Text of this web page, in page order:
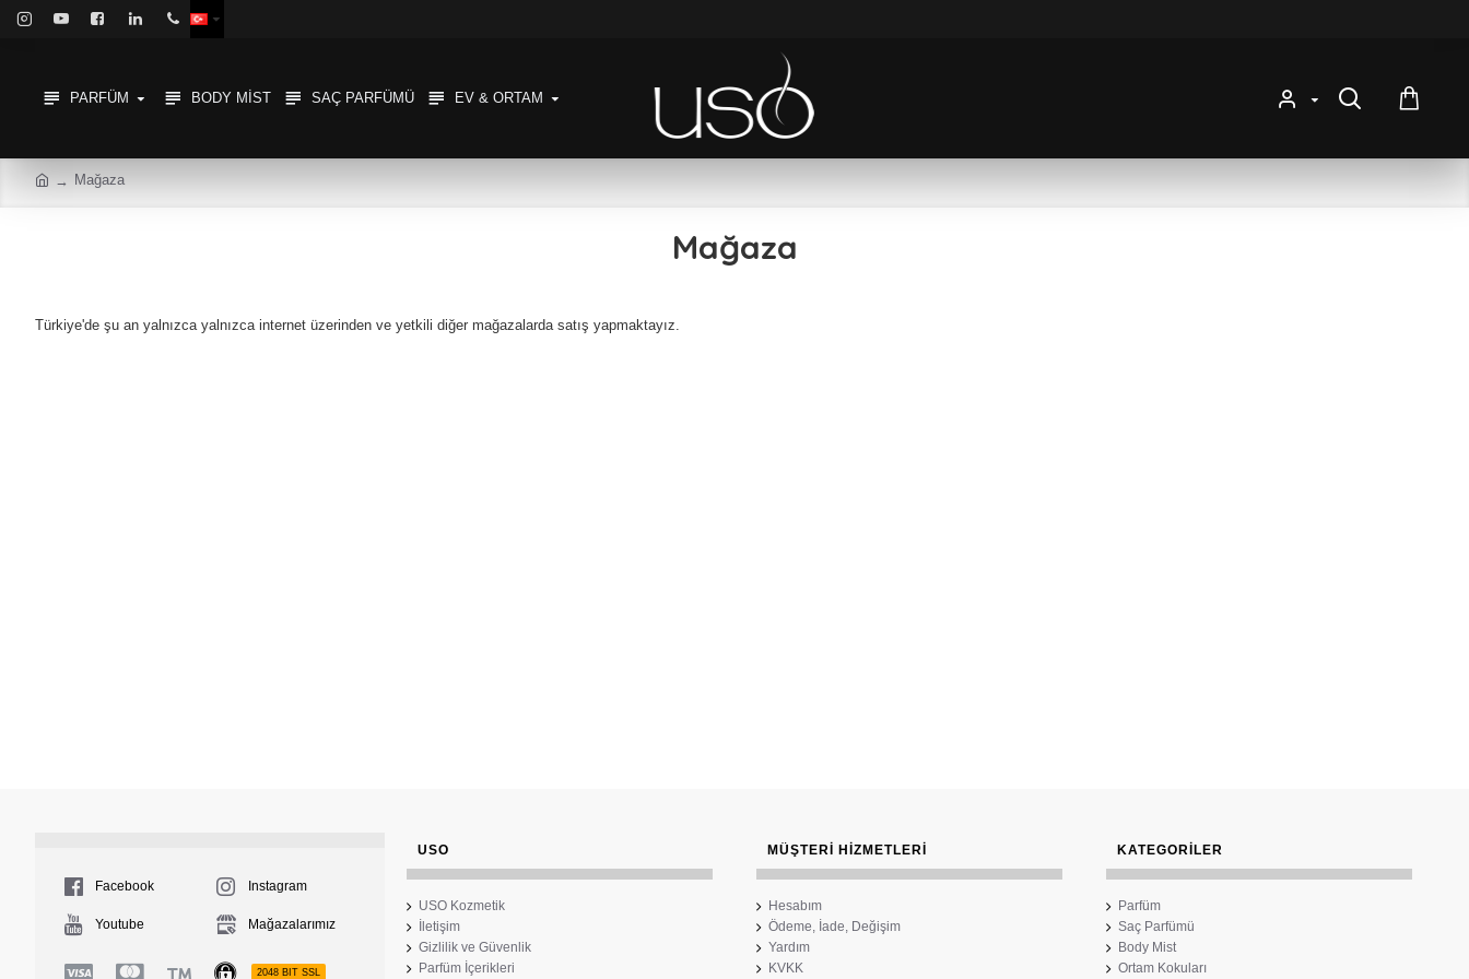
PARFÜM BODY MIST SAÇ PARFÜMÜ EV & ORTAM
Mağaza
Mağaza
Türkiye'de şu an yalnızca yalnızca internet üzerinden ve yetkili diğer mağazalarda satış yapmaktayız.
Facebook Instagram
Youtube Mağazalarımız
2048 BIT SSL
USO
USO Kozmetik
İletişim
Gizlilik ve Güvenlik
Parfüm İçerikleri
MÜŞTERI HIZMETLERI
Hesabım
Ödeme, İade, Değişim
Yardım
KVKK
KATEGORİLER
Parfüm
Saç Parfümü
Body Mist
Ortam Kokuları